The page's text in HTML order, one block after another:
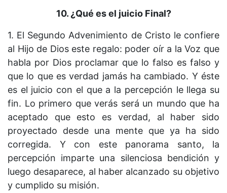
10. ¿Qué es el juicio Final?
1. El Segundo Advenimiento de Cristo le confiere
al Hijo de Dios este regalo: poder oír a la Voz que
habla por Dios proclamar que lo falso es falso y
que lo que es verdad jamás ha cambiado. Y éste
es el juicio con el que a la percepción le llega su
fin. Lo primero que verás será un mundo que ha
aceptado que esto es verdad, al haber sido
proyectado desde una mente que ya ha sido
corregida. Y con este panorama santo, la
percepción imparte una silenciosa bendición y
luego desaparece, al haber alcanzado su objetivo
y cumplido su misión.